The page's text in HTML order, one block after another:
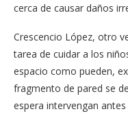
cerca de causar daños
Crescencio López, otro
tarea de cuidar a los
espacio como pueden,
fragmento de pared se
espera intervengan antes